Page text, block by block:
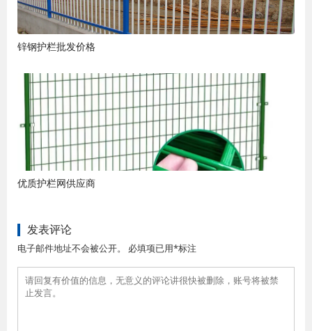
锌钢护栏批发价格
优质护栏网供应商
发表评论
电子邮件地址不会被公开。 必填项已用*标注